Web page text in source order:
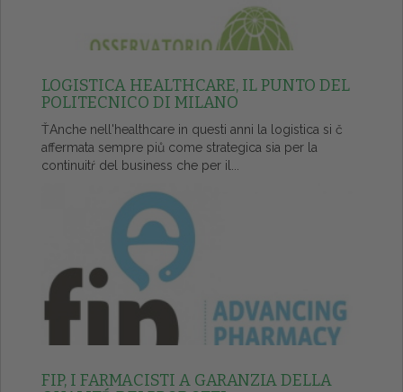
LOGISTICA HEALTHCARE, IL PUNTO DEL
POLITECNICO DI MILANO
ŤAnche nell'healthcare in questi anni la logistica si č
affermata sempre piů come strategica sia per la
continuitŕ del business che per il...
FIP, I FARMACISTI A GARANZIA DELLA